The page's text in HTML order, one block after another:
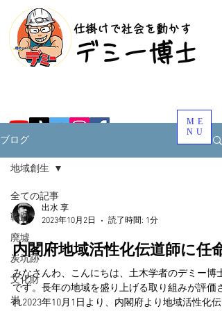
​仕掛けで社会を動かす
​デミー博士
ME
NU
ブログ
全ての記事
戦跡
廃墟
炭坑跡
文化財
岩
地域創生
出水 享
2023年10月2日
読了時間: 1分
内閣府地域活性化伝道師に任命
みなさんわ、こんにちは、土木学者のデミー博士
です。長年の地域を盛り上げる取り組みが評価さ
れ2023年10月1日より、内閣府より地域活性化伝